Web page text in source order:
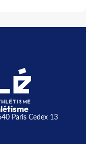
Paris Cedex 13